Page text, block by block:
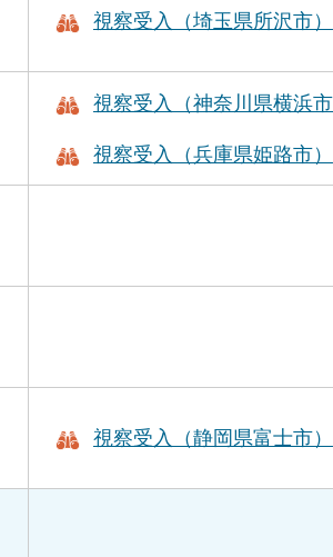
視察受入（埼玉県所沢市）
視察受入（神奈川県横浜市
視察受入（兵庫県姫路市）
視察受入（静岡県富士市）